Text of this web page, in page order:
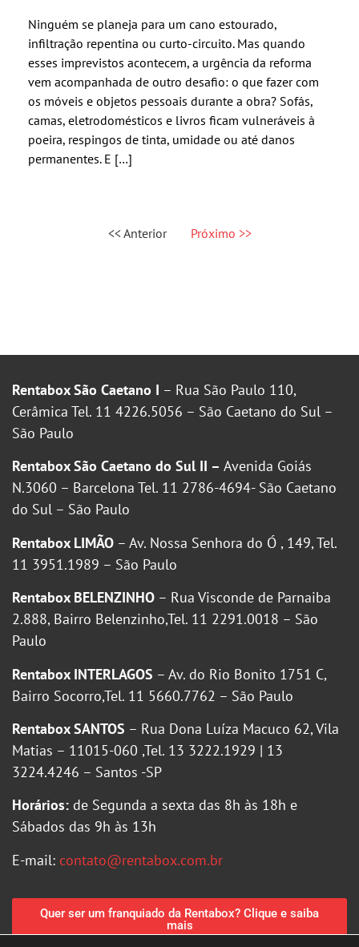
Ninguém se planeja para um cano estourado,
infiltração repentina ou curto-circuito. Mas quando
esses imprevistos acontecem, a urgência da reforma
vem acompanhada de outro desafio: o que fazer com
os móveis e objetos pessoais durante a obra? Sofás,
camas, eletrodomésticos e livros ficam vulneráveis à
poeira, respingos de tinta, umidade ou até danos
permanentes. E […]
<< Anterior Próximo >>
Rentabox São Caetano I – Rua São Paulo 110,
Cerâmica Tel. 11 4226.5056 – São Caetano do Sul –
São Paulo
Rentabox São Caetano do Sul II – Avenida Goiás
N.3060 – Barcelona Tel. 11 2786-4694- São Caetano
do Sul – São Paulo
Rentabox LIMÃO – Av. Nossa Senhora do Ó , 149, Tel.
11 3951.1989 – São Paulo
Rentabox BELENZINHO – Rua Visconde de Parnaiba
2.888, Bairro Belenzinho,Tel. 11 2291.0018 – São
Paulo
Rentabox INTERLAGOS – Av. do Rio Bonito 1751 C,
Bairro Socorro,Tel. 11 5660.7762 – São Paulo
Rentabox SANTOS – Rua Dona Luíza Macuco 62, Vila
Matias – 11015-060 ,Tel. 13 3222.1929 | 13
3224.4246 – Santos -SP
Horários: de Segunda a sexta das 8h às 18h e
Sábados das 9h às 13h
E-mail: contato@rentabox.com.br
Quer ser um franquiado da Rentabox? Clique e saiba
mais